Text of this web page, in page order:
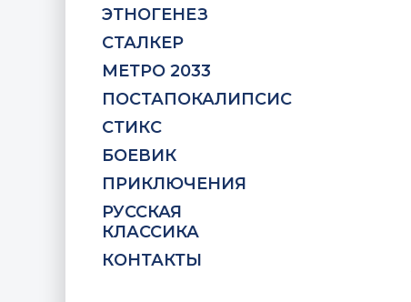
ЭТНОГЕНЕЗ
СТАЛКЕР
МЕТРО 2033
ПОСТАПОКАЛИПСИС
СТИКС
БОЕВИК
ПРИКЛЮЧЕНИЯ
РУССКАЯ
КЛАССИКА
КОНТАКТЫ